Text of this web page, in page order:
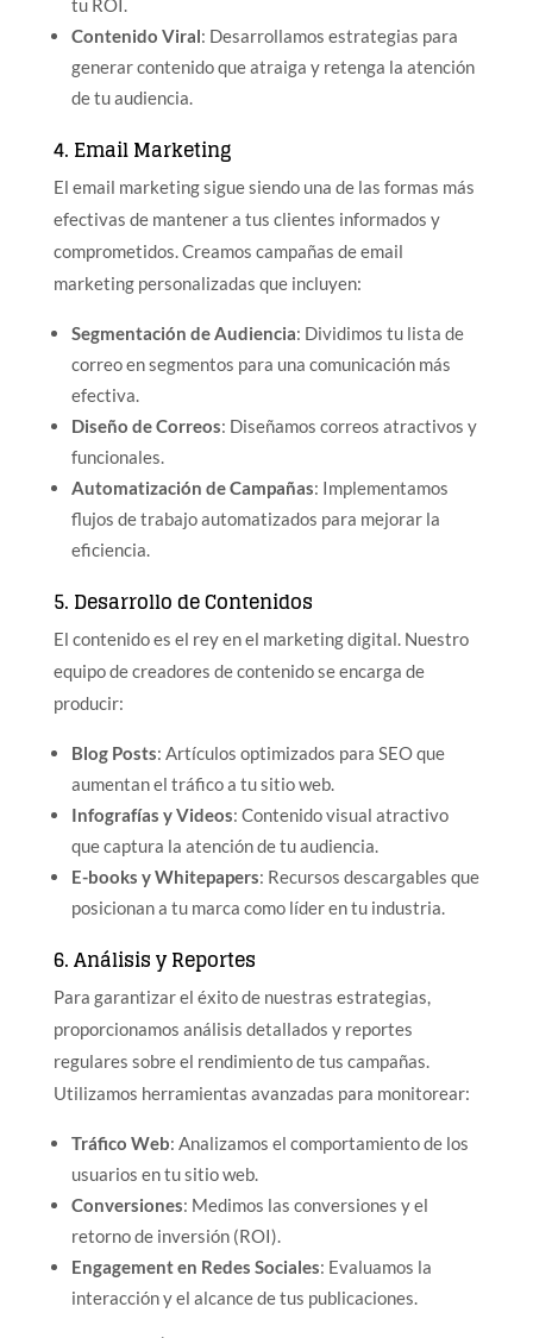
tu ROI.
Contenido Viral: Desarrollamos estrategias para
generar contenido que atraiga y retenga la atención
de tu audiencia.
4. Email Marketing
El email marketing sigue siendo una de las formas más
efectivas de mantener a tus clientes informados y
comprometidos. Creamos campañas de email
marketing personalizadas que incluyen:
Segmentación de Audiencia: Dividimos tu lista de
correo en segmentos para una comunicación más
efectiva.
Diseño de Correos: Diseñamos correos atractivos y
funcionales.
Automatización de Campañas: Implementamos
flujos de trabajo automatizados para mejorar la
eficiencia.
5. Desarrollo de Contenidos
El contenido es el rey en el marketing digital. Nuestro
equipo de creadores de contenido se encarga de
producir:
Blog Posts: Artículos optimizados para SEO que
aumentan el tráfico a tu sitio web.
Infografías y Videos: Contenido visual atractivo
que captura la atención de tu audiencia.
E-books y Whitepapers: Recursos descargables que
posicionan a tu marca como líder en tu industria.
6. Análisis y Reportes
Para garantizar el éxito de nuestras estrategias,
proporcionamos análisis detallados y reportes
regulares sobre el rendimiento de tus campañas.
Utilizamos herramientas avanzadas para monitorear:
Tráfico Web: Analizamos el comportamiento de los
usuarios en tu sitio web.
Conversiones: Medimos las conversiones y el
retorno de inversión (ROI).
Engagement en Redes Sociales: Evaluamos la
interacción y el alcance de tus publicaciones.